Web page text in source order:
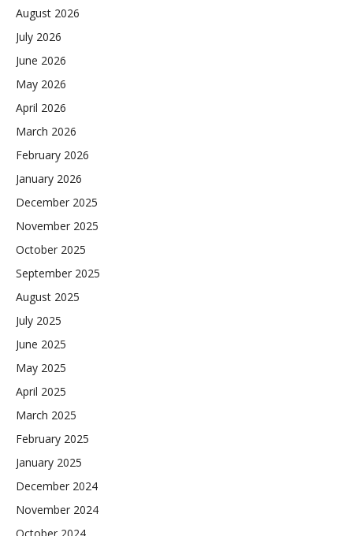
August 2026
July 2026
June 2026
May 2026
April 2026
March 2026
February 2026
January 2026
December 2025
November 2025
October 2025
September 2025
August 2025
July 2025
June 2025
May 2025
April 2025
March 2025
February 2025
January 2025
December 2024
November 2024